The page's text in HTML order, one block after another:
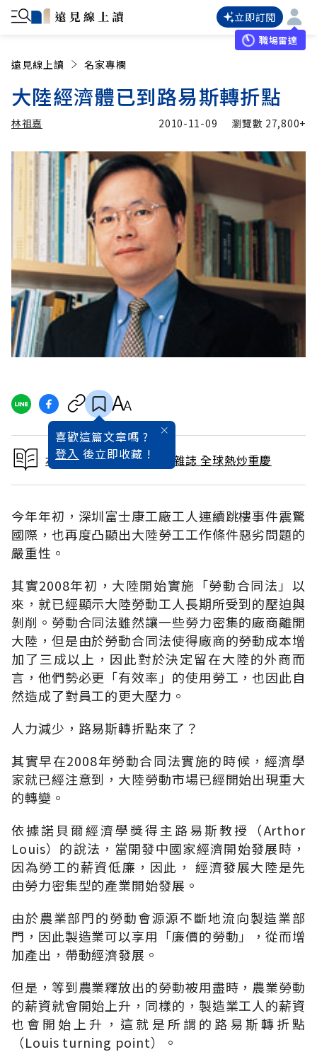
立即訂閱
職場雷達
遠見線上讀 名家專欄
大陸經濟體已到路易斯轉折點
林祖嘉
林祖嘉 加入追蹤
2010-11-09 瀏覽數 27,800+
喜歡這篇文章嗎 ?
登入 後立即收藏 !
本文出自 2010 / 11月號雜誌 全球熱炒重慶
今年年初，深圳富士康工廠工人連續跳樓事件震驚
國際，也再度凸顯出大陸勞工工作條件惡劣問題的
嚴重性。
其實2008年初，大陸開始實施「勞動合同法」以
來，就已經顯示大陸勞動工人長期所受到的壓迫與
剝削。勞動合同法雖然讓一些勞力密集的廠商離開
大陸，但是由於勞動合同法使得廠商的勞動成本增
加了三成以上，因此對於決定留在大陸的外商而
言，他們勢必更「有效率」的使用勞工，也因此自
然造成了對員工的更大壓力。
人力減少，路易斯轉折點來了？
其實早在2008年勞動合同法實施的時候，經濟學
家就已經注意到，大陸勞動市場已經開始出現重大
的轉變。
依據諾貝爾經濟學獎得主路易斯教授（Arthor
Louis）的說法，當開發中國家經濟開始發展時，
因為勞工的薪資低廉，因此， 經濟發展大陸是先
由勞力密集型的產業開始發展。
由於農業部門的勞動會源源不斷地流向製造業部
門，因此製造業可以享用「廉價的勞動」，從而增
加產出，帶動經濟發展。
但是，等到農業釋放出的勞動被用盡時，農業勞動
的薪資就會開始上升，同樣的，製造業工人的薪資
也會開始上升，這就是所謂的路易斯轉折點
（Louis turning point）。